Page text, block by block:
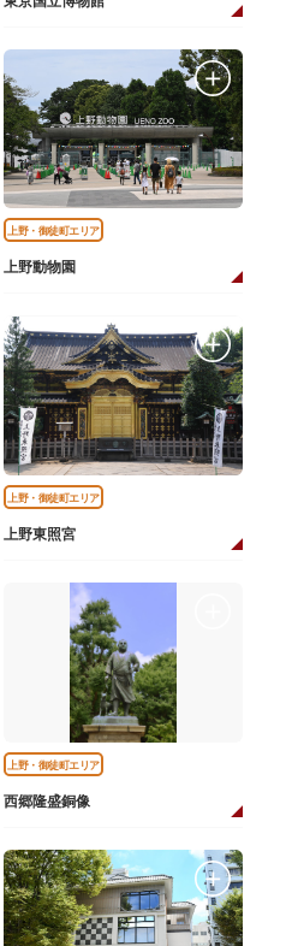
上野・御徒町エリア
上野動物園
上野・御徒町エリア
上野東照宮
上野・御徒町エリア
西郷隆盛銅像